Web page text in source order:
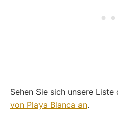
Sehen Sie sich unsere Liste
von Playa Blanca an.